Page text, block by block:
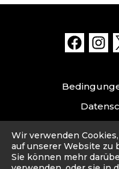
Wir verwenden
auf unserer Website zu
Sie können mehr